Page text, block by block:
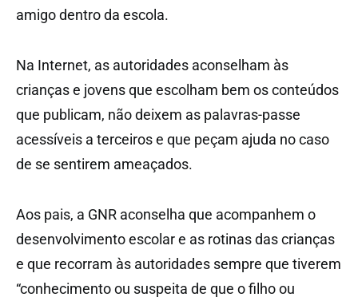
amigo dentro da escola.
Na Internet, as autoridades aconselham às
crianças e jovens que escolham bem os conteúdos
que publicam, não deixem as palavras-passe
acessíveis a terceiros e que peçam ajuda no caso
de se sentirem ameaçados.
Aos pais, a GNR aconselha que acompanhem o
desenvolvimento escolar e as rotinas das crianças
e que recorram às autoridades sempre que tiverem
“conhecimento ou suspeita de que o filho ou